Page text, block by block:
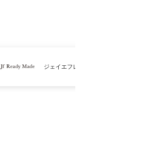
ジェイエフレディメイド